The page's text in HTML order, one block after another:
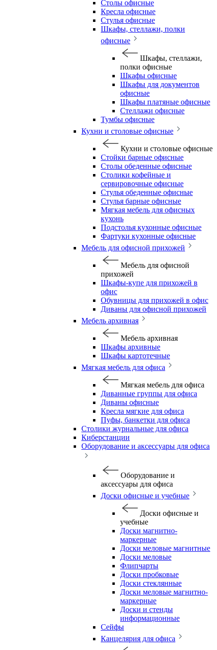
Столы офисные
Кресла офисные
Стулья офисные
Шкафы, стеллажи, полки
офисные
Шкафы, стеллажи,
полки офисные
Шкафы офисные
Шкафы для документов
офисные
Шкафы платяные офисные
Стеллажи офисные
Тумбы офисные
Кухни и столовые офисные
Кухни и столовые офисные
Стойки барные офисные
Столы обеденные офисные
Столики кофейные и
сервировочные офисные
Стулья обеденные офисные
Стулья барные офисные
Мягкая мебель для офисных
кухонь
Подстолья кухонные офисные
Фартуки кухонные офисные
Мебель для офисной прихожей
Мебель для офисной
прихожей
Шкафы-купе для прихожей в
офис
Обувницы для прихожей в офис
Диваны для офисной прихожей
Мебель архивная
Мебель архивная
Шкафы архивные
Шкафы картотечные
Мягкая мебель для офиса
Мягкая мебель для офиса
Диванные группы для офиса
Диваны офисные
Кресла мягкие для офиса
Пуфы, банкетки для офиса
Столики журнальные для офиса
Киберстанции
Оборудование и аксессуары для офиса
Оборудование и
аксессуары для офиса
Доски офисные и учебные
Доски офисные и
учебные
Доски магнитно-
маркерные
Доски меловые магнитные
Доски меловые
Флипчарты
Доски пробковые
Доски стеклянные
Доски меловые магнитно-
маркерные
Доски и стенды
информационные
Сейфы
Канцелярия для офиса